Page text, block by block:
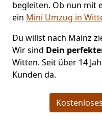
begleiten. Ob nun mit
ein Mini Umzug in
Du willst nach Mainz
Wir sind Dein
Witten. Seit über 14
Kunden da.